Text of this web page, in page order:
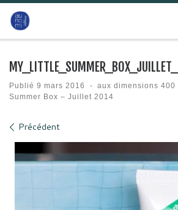
Passer au contenu
Publié 9 mars 2016 - aux dimensions 400
Summer Box – Juillet 2014
Navigation des images
Précédent